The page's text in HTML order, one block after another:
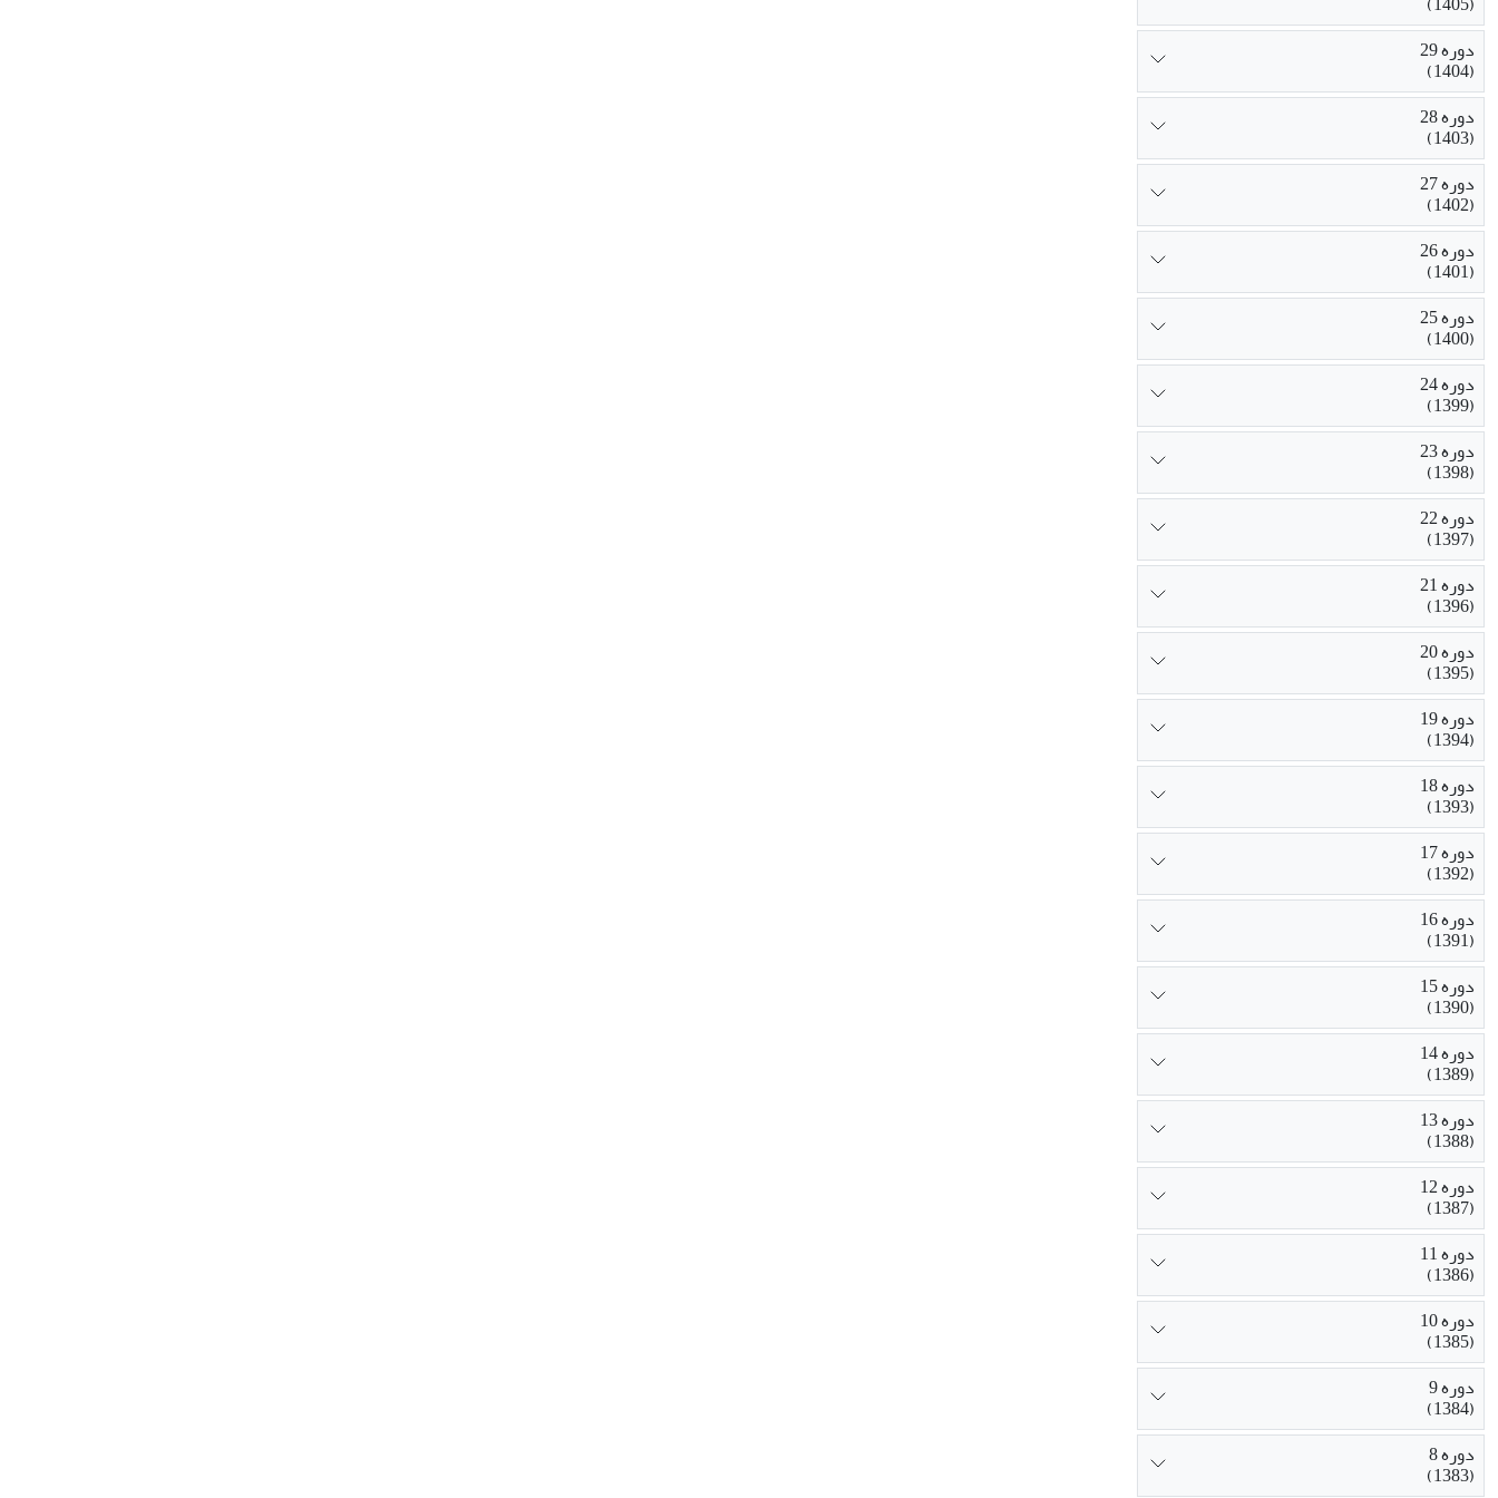
دوره 29
(1404)
دوره 28
(1403)
دوره 27
(1402)
دوره 26
(1401)
دوره 25
(1400)
دوره 24
(1399)
دوره 23
(1398)
دوره 22
(1397)
دوره 21
(1396)
دوره 20
(1395)
دوره 19
(1394)
دوره 18
(1393)
دوره 17
(1392)
دوره 16
(1391)
دوره 15
(1390)
دوره 14
(1389)
دوره 13
(1388)
دوره 12
(1387)
دوره 11
(1386)
دوره 10
(1385)
دوره 9
(1384)
دوره 8
(1383)